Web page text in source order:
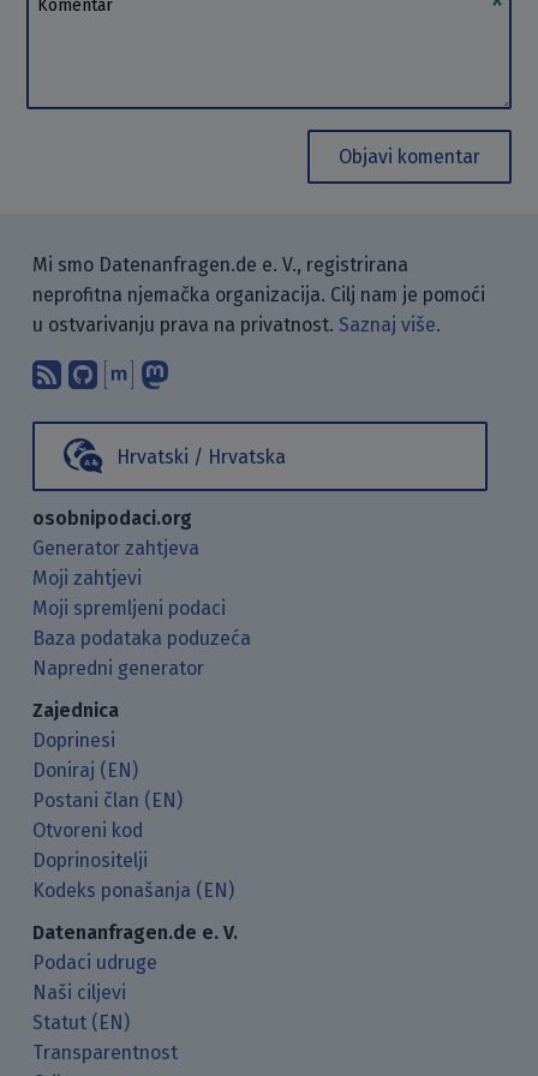
Objavi komentar
Mi smo Datenanfragen.de e. V., registrirana
neprofitna njemačka organizacija. Cilj nam je pomoći
u ostvarivanju prava na privatnost. Saznaj više.
Pretplati se na naš blog koristeći
Pronađi nas na GitHubu.
Raspravljaj s nama putem
Hrvatski / Hrvatska
osobnipodaci.org
Generator zahtjeva
Moji zahtjevi
Moji spremljeni podaci
Baza podataka poduzeća
Napredni generator
Zajednica
Doprinesi
Doniraj (EN)
Postani član (EN)
Otvoreni kod
Doprinositelji
Kodeks ponašanja (EN)
Datenanfragen.de e. V.
Podaci udruge
Naši ciljevi
Statut (EN)
Transparentnost